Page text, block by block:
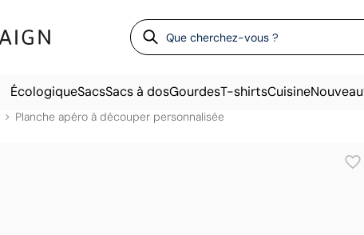
ÉcologiqueSacsSacs à dosGourdesT-shirtsCuisine
Planche apéro à découper personnalisée